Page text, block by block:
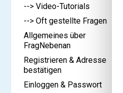
--> Video-Tutorials
--> Oft gestellte Fragen
Allgemeines über
FragNebenan
Registrieren & Adresse
bestätigen
Einloggen & Passwort